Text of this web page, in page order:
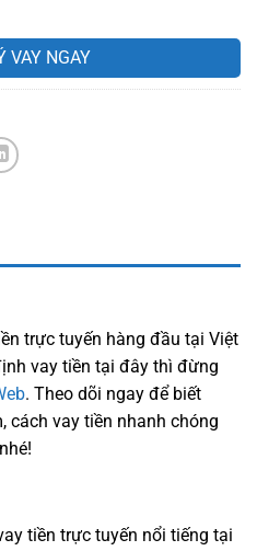
VAY NGAY
trực tuyến hàng đầu tại Việt
vay tiền tại đây thì đừng
. Theo dõi ngay để biết
cách vay tiền nhanh chóng
tiền trực tuyến nổi tiếng tại